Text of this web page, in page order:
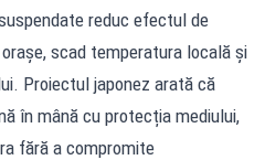
reduc efectul de
scad temperatura locală și
Proiectul japonez arată că
în mână cu protecția mediului,
fără a compromite